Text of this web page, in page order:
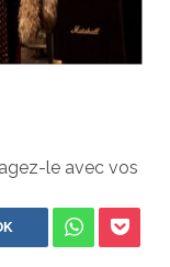
le avec vos